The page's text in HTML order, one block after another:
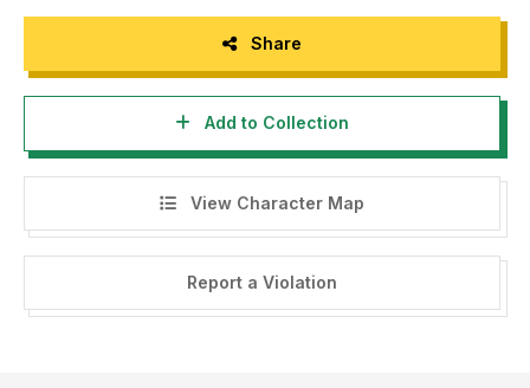
Please visit our store for more amazing fonts :
INDONESIA:
Dengan meng-install font ini, dan membaca persyaratan ini,
anda dianggap mengerti dan menyetujui semua syarat dan
Share
Add to Collection
View Character Map
Report a Violation